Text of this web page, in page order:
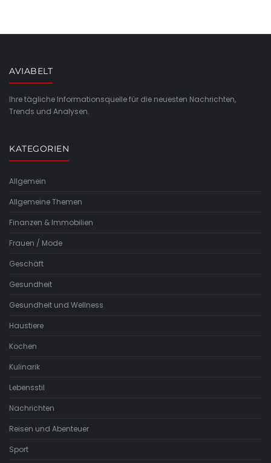
AVIABELT
Ihre tägliche Informationsquelle für die neuesten Nachrichten,
Trends und Analysen.
KATEGORIEN
Allgemein
Allgemeine Themen
Finanzen & Immobilien
Frauen / Mode
Geschäft
Gesundheit
Gesundheit und Wellness
Haustiere
Kochen
Kulinarik
Lebensstil
Nachrichten
Reisen und Abenteuer
Sport